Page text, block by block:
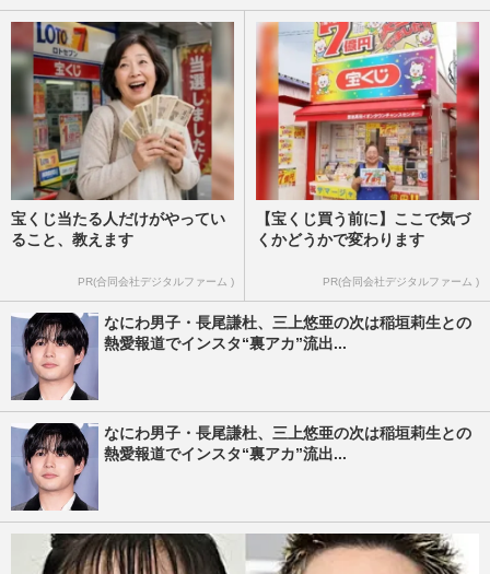
宝くじ当たる人だけがやってい
ること、教えます
PR(合同会社デジタルファーム )
【宝くじ買う前に】ここで気づ
くかどうかで変わります
PR(合同会社デジタルファーム )
なにわ男子・長尾謙杜、三上悠亜の次は稲垣莉生との
熱愛報道でインスタ“裏アカ”流出...
なにわ男子・長尾謙杜、三上悠亜の次は稲垣莉生との
熱愛報道でインスタ“裏アカ”流出...